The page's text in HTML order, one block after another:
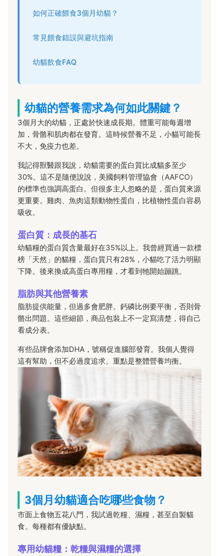
如何正確餵食3個月幼貓？
常見餵食錯誤與避坑指南
幼貓飲食FAQ
幼貓的營養需求為何如此關鍵？
3個月大的幼貓，正處於快速成長期。體重可能每週增
加，骨骼和肌肉都在發育。這時候營養不足，小貓可能長
不大，免疫力也差。
我記得獸醫跟我說，幼貓需要的蛋白質比成貓多至少
30%。這不是隨便說說，美國飼料管理協會（AAFCO）
的標準也強調高蛋白。但很多主人忽略的是，蛋白質來源
更重要。雞肉、魚肉這類動物性蛋白，比植物性蛋白容易
吸收。
蛋白質：成長的基石
幼貓糧的蛋白質含量最好在35%以上。我曾經買過一款標
榜「天然」的貓糧，蛋白質只有28%，小貓吃了活力明顯
下降。後來換成高蛋白專用糧，才看到牠開始蹦跳。
脂肪與其他營養素
脂肪提供能量，但過多會肥胖。鈣磷比例要平衡，否則骨
骼出問題。這些細節，商品包裝上不一定寫清楚，得自己
看成分表。
有些品牌會添加DHA，號稱促進腦部發育。我個人覺得
這有幫助，但不必過度追求。重點是整體營養均衡。
3個月幼貓適合吃哪些食物？
市面上食物五花八門，我試過乾糧、濕糧，甚至自製貓
食。每種都有優缺點。
專用幼貓糧：乾糧與濕糧的選擇